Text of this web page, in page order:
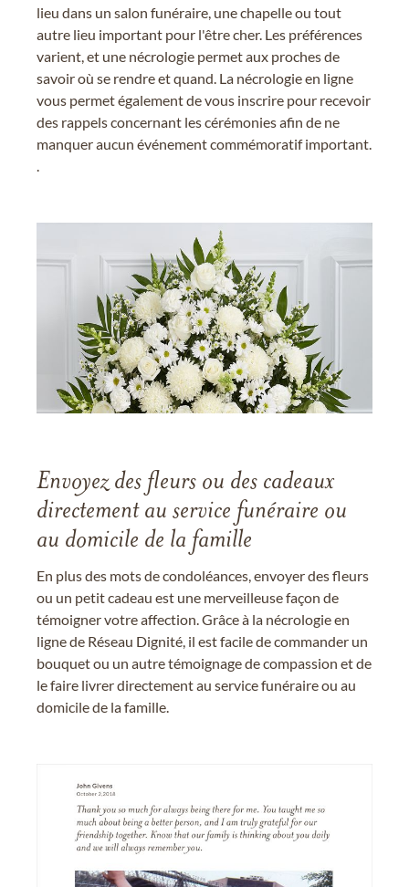
lieu dans un salon funéraire, une chapelle ou tout
autre lieu important pour l'être cher. Les préférences
varient, et une nécrologie permet aux proches de
savoir où se rendre et quand. La nécrologie en ligne
vous permet également de vous inscrire pour recevoir
des rappels concernant les cérémonies afin de ne
manquer aucun événement commémoratif important.
Envoyez des fleurs ou des cadeaux
directement au service funéraire ou
au domicile de la famille
En plus des mots de condoléances, envoyer des fleurs
ou un petit cadeau est une merveilleuse façon de
témoigner votre affection. Grâce à la nécrologie en
ligne de Réseau Dignité, il est facile de commander un
bouquet ou un autre témoignage de compassion et de
le faire livrer directement au service funéraire ou au
domicile de la famille.